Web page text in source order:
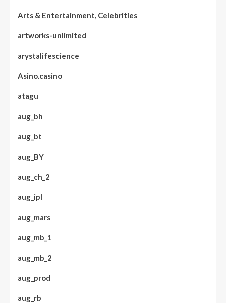
Arts & Entertainment, Celebrities
artworks-unlimited
arystalifescience
Asino.casino
atagu
aug_bh
aug_bt
aug_BY
aug_ch_2
aug_ipl
aug_mars
aug_mb_1
aug_mb_2
aug_prod
aug_rb